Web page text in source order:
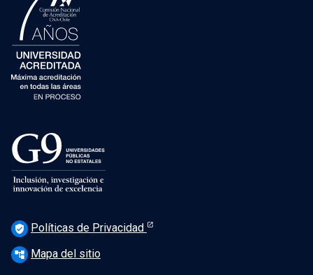
verified_user Políticas de Privacidad
account_tree Mapa del sitio